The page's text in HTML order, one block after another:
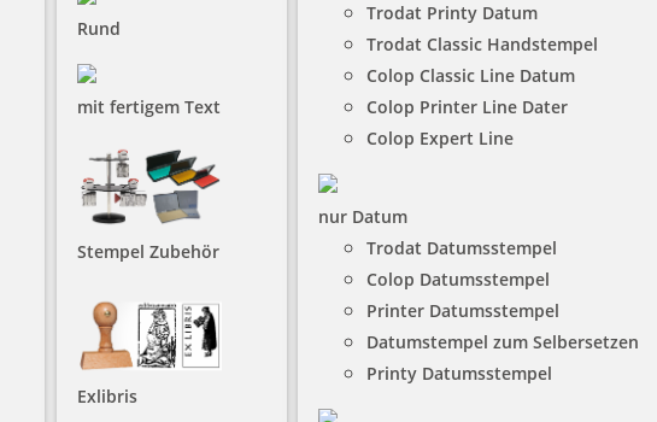
Rund
mit fertigem Text
Stempel Zubehör
Exlibris
Trodat Printy Datum
Trodat Classic Handstempel
Colop Classic Line Datum
Colop Printer Line Dater
Colop Expert Line
nur Datum
Trodat Datumsstempel
Colop Datumsstempel
Printer Datumsstempel
Datumstempel zum Selbersetzen
Printy Datumsstempel